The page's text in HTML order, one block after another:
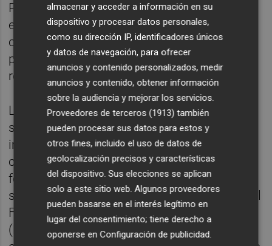
Para ello prioriza la eliminación de los
ejemplares más degradados y la
conservación de aquellos árboles que
presentan mayor vigor y capacidad de
recuperación.
Las actuaciones ejecutadas en Fortuna han
sido financiadas a través de distintos
instrumentos europeos destinados a la
conservación y mejora de los ecosistemas
forestales. Los trabajos de selvicultura
sanitaria han contado con cofinanciación del
Fondo Europeo Agrícola de Desarrollo Rural
(Feader), mientras que las actuaciones de
almacenar y acceder a información en su
dispositivo y procesar datos personales,
como su dirección IP, identificadores únicos
y datos de navegación, para ofrecer
anuncios y contenido personalizados, medir
anuncios y contenido, obtener información
sobre la audiencia y mejorar los servicios.
Proveedores de terceros (1913) también
pueden procesar sus datos para estos y
otros fines, incluido el uso de datos de
geolocalización precisos y características
del dispositivo. Sus elecciones se aplican
solo a este sitio web. Algunos proveedores
pueden basarse en el interés legítimo en
lugar del consentimiento; tiene derecho a
oponerse enConfiguración de publicidad.